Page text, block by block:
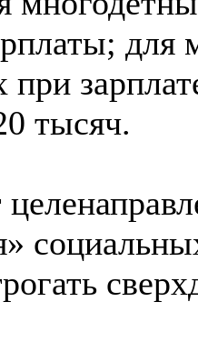
для
тысяч.